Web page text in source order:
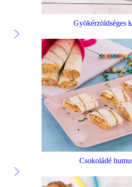
Gyökérzöldséges
Csokoládé